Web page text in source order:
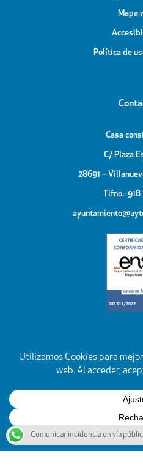
Mapa
Política de
Casa
C/ Plaza
28691 –
Tlfno.: 918
Comunicar incidencia en vía